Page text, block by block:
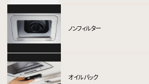
ノンフィルター
オイルパック